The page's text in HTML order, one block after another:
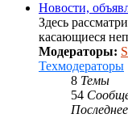
Новости,
Здесь
касающиеся
Модераторы:
Техмодераторы
8 Темы
54